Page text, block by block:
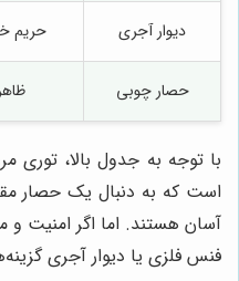
دیوار آجری حریم
حصار چوبی
با توجه به جدول بالا، توری
است که به دنبال یک حصار
آسان هستند. اما اگر امنیت و
فنس فلزی یا دیوار آجری